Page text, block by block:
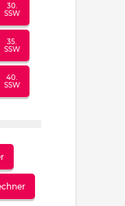
30.
SSW
35.
SSW
40.
SSW